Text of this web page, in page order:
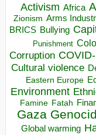
Activism Africa
Zionism Arms
BRICS Bullying
Punishment
Corruption
Cultural violence
Eastern Europe
Environment
Famine Fatah
Gaza
Global warming